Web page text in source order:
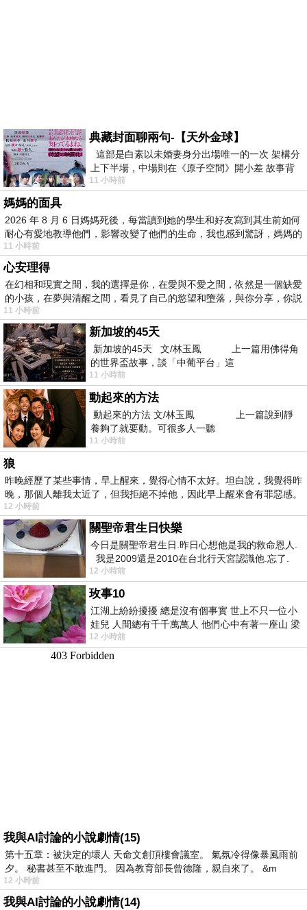
典藏封面聊兩句-【天外金球】
這部是白素以未婚妻身分出場唯一的一次 架構分
上下半場，中場則在《原子空間》開小差 故事背
景影射西藏境外流亡 地下組織
11 小時前
媽媽的面具
2026 年 8 月 6 日媽媽死後，每當讀到她的學生和好友寫到其生前如何
耐心有愛地教導他們，影響改變了他們的生命，我也感到驚訝，媽媽的
11 小時前
心安理得
在幻相和現實之間，我的選擇是你，在愛與不愛之間，依然是一個缺愛
的小孩，在夢與清醒之間，看見了自己的慾望和墮落，與你分享，你説
11 小時前
新加坡的45天
新加坡的45天 文/林玉鳳 上一篇用佛得角
的世界盃故事，談「中葡平台」這
11 小時前
動起來的方法
動起來的方法 文/林玉鳳 上一篇說到靜
養夠了就要動。可很多人一聽
11 小時前
狼
昨晚經歷了某些事情，早上醒來，覺得心情不太好。坦白說，我覺得昨
晚，那個人離我太近了，但我拒絕不掉他，因此早上醒來會有罪惡感。
12 小時前
關聖帝君生日快樂
今日是關聖帝君生日.昨日心想他是我的救命恩人.
我是2009還是2010在台北行天宮認識他.忘了.
一個奇摩交友的網友學
12 小時前
玫事10
江湖上紛紛擾擾 總是沒有個事實 世上不只一位小
娃兒 人間總有千千萬萬人 他們心中有著一座山 梁
山佛山泰華衡恆嵩 一山之高
12 小時前
我與AI討論的小說劇情(15)
第十五章：被決定的壞人 天命文創頂樓會議室。 氣氛冷得像暴風雨前
夕。 秘書甚至不敢進門。 因為教育部長曾德隆，親自來了。 &m
12 小時前
我與AI討論的小說劇情(14)